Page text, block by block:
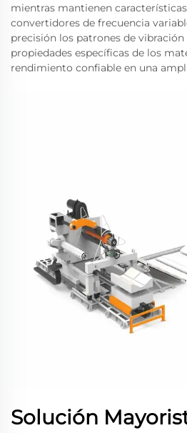
mientras mantienen
convertidores de frecuencia
precisión los patrones de vibración
propiedades específicas de los
rendimiento confiable en una
Solución